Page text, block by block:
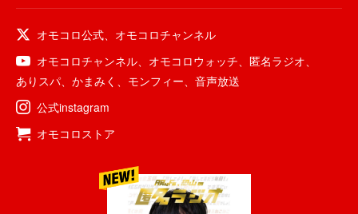
オモコロ公式
オモコロチャンネル
オモコロチャンネル
オモコロウォッチ 匿名ラジオ
ありスパ
かまみく モンフィー
音声放送
公式instagram
オモコロストア